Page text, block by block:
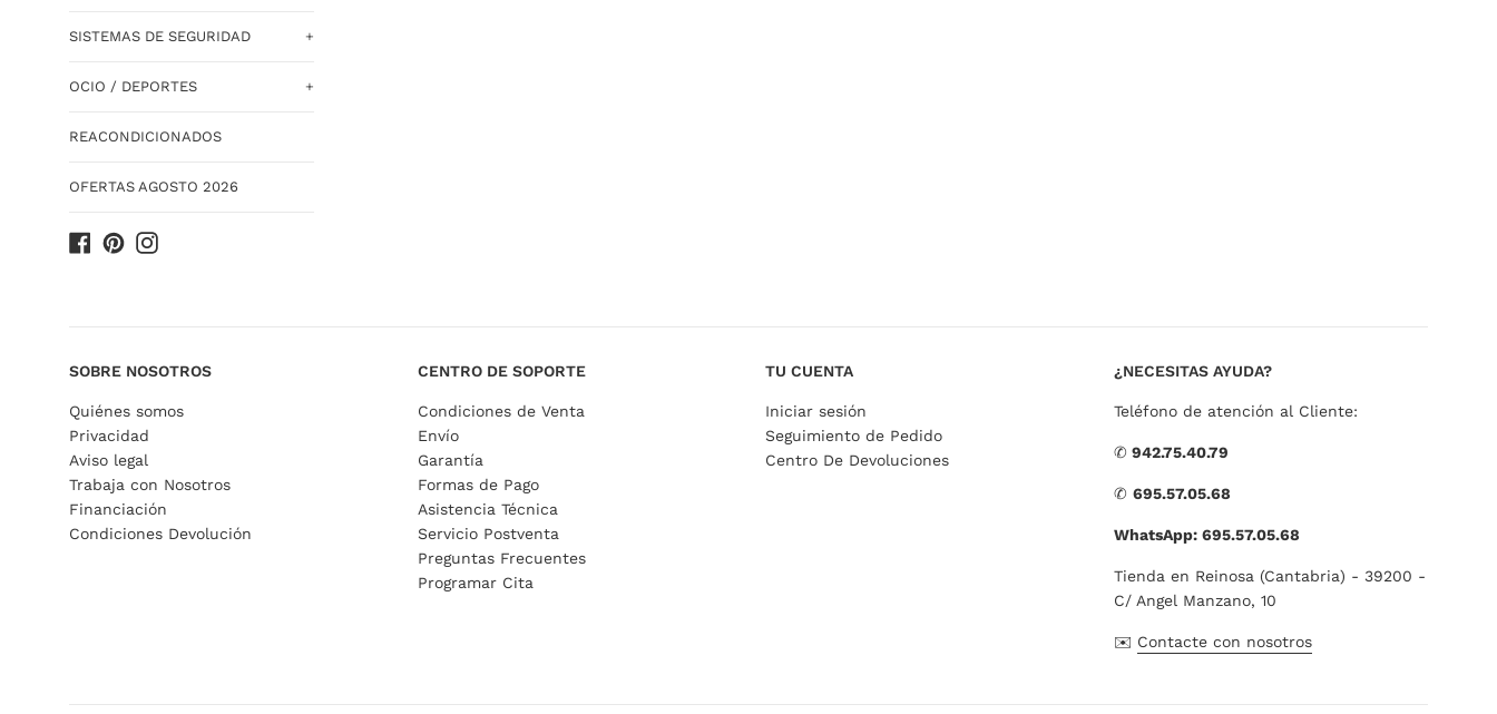
SISTEMAS DE SEGURIDAD +
OCIO / DEPORTES +
REACONDICIONADOS
OFERTAS AGOSTO 2026
Facebook
PinterestInstagram
SOBRE NOSOTROS
Quiénes somos
Privacidad
Aviso legal
Trabaja con Nosotros
Financiación
Condiciones Devolución
CENTRO DE SOPORTE
Condiciones de Venta
Envío
Garantía
Formas de Pago
Asistencia Técnica
Servicio Postventa
Preguntas Frecuentes
Programar Cita
TU CUENTA
Iniciar sesión
Seguimiento de Pedido
Centro De Devoluciones
¿NECESITAS AYUDA?
Teléfono de atención al Cliente:
✆ 942.75.40.79
✆ 695.57.05.68
WhatsApp: 695.57.05.68
Tienda en Reinosa (Cantabria) - 39200 -
C/ Angel Manzano, 10
✉️ Contacte con nosotros